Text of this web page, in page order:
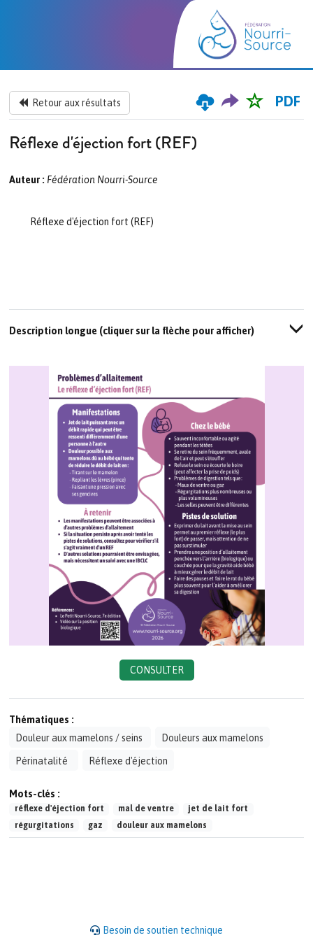
Retour aux résultats PDF
Réflexe d'éjection fort (REF)
Auteur : Fédération Nourri-Source
Réflexe d'éjection fort (REF)
Description longue (cliquer sur la flèche pour afficher)
CONSULTER
Thématiques :
Douleur aux mamelons / seins
Douleurs aux mamelons
Périnatalité Réflexe d'éjection
Mots-clés :
réflexe d'éjection fort mal de ventre
jet de lait fort
régurgitations
gaz douleur aux mamelons
Besoin de soutien technique